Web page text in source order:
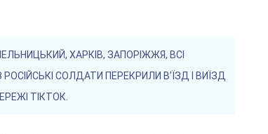
ХАРКІВ, ЗАПОРІЖЖЯ, ВСІ
СОЛДАТИ ПЕРЕКРИЛИ В’ЇЗД І ВИЇЗД
ТІКТОК.